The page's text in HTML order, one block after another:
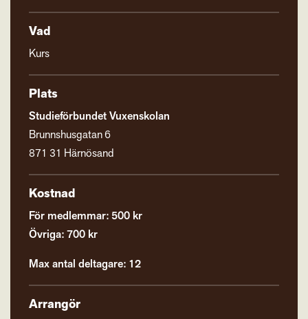
Vad
Kurs
Plats
Studieförbundet Vuxenskolan
Brunnshusgatan 6
871 31 Härnösand
Kostnad
För medlemmar: 500 kr
Övriga: 700 kr
Max antal deltagare: 12
Arrangör